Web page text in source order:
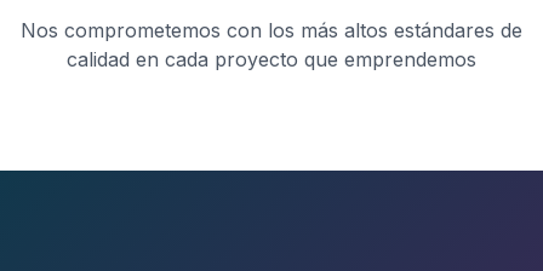
Nos comprometemos con los más altos estándares de
calidad en cada proyecto que emprendemos